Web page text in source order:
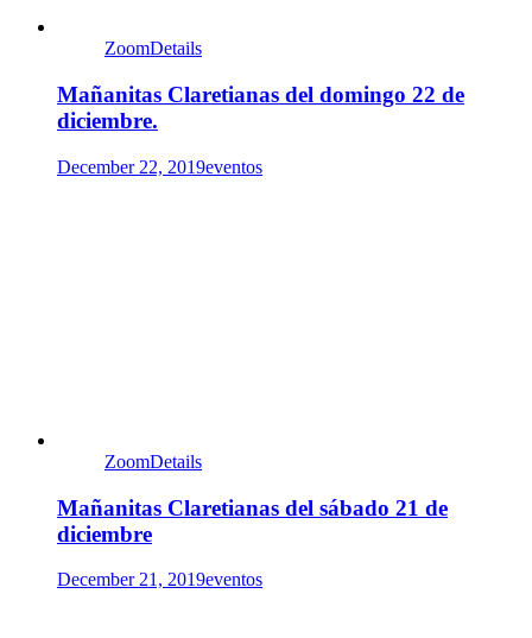
ZoomDetails
Mañanitas Claretianas del domingo 22 de
diciembre.
December 22, 2019eventos
ZoomDetails
Mañanitas Claretianas del sábado 21 de
diciembre
December 21, 2019eventos